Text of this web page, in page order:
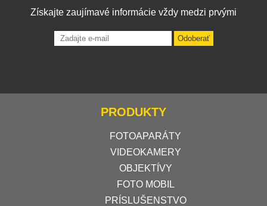
Získajte zaujímavé informácie vždy medzi prvými
Odoberať
PRODUKTY
FOTOAPARÁTY
VIDEOKAMERY
OBJEKTÍVY
FOTO MOBIL
PRÍSLUŠENSTVO